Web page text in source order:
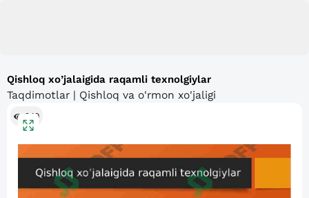
Qishloq xo’jalaigida raqamli texnolgiylar
Taqdimotlar | Qishloq va o'rmon xo'jaligi
249